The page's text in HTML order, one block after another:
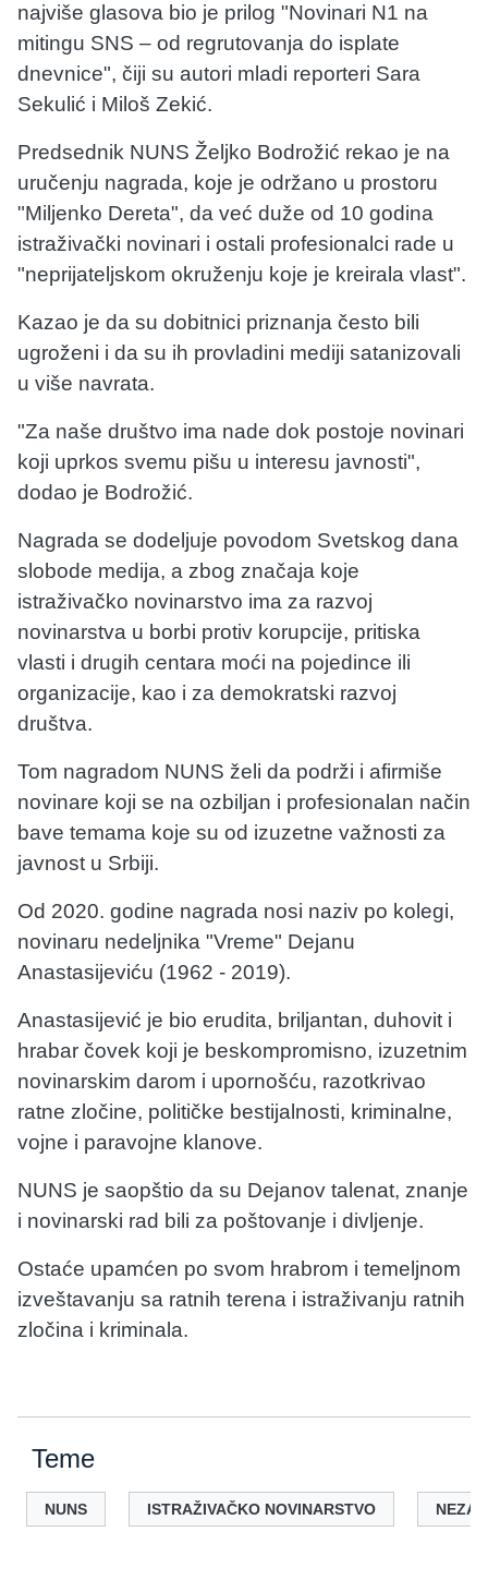
najviše glasova bio je prilog "Novinari N1 na
mitingu SNS – od regrutovanja do isplate
dnevnice", čiji su autori mladi reporteri Sara
Sekulić i Miloš Zekić.
Predsednik NUNS Željko Bodrožić rekao je na
uručenju nagrada, koje je održano u prostoru
"Miljenko Dereta", da već duže od 10 godina
istraživački novinari i ostali profesionalci rade u
"neprijateljskom okruženju koje je kreirala vlast".
Kazao je da su dobitnici priznanja često bili
ugroženi i da su ih provladini mediji satanizovali
u više navrata.
"Za naše društvo ima nade dok postoje novinari
koji uprkos svemu pišu u interesu javnosti",
dodao je Bodrožić.
Nagrada se dodeljuje povodom Svetskog dana
slobode medija, a zbog značaja koje
istraživačko novinarstvo ima za razvoj
novinarstva u borbi protiv korupcije, pritiska
vlasti i drugih centara moći na pojedince ili
organizacije, kao i za demokratski razvoj
društva.
Tom nagradom NUNS želi da podrži i afirmiše
novinare koji se na ozbiljan i profesionalan način
bave temama koje su od izuzetne važnosti za
javnost u Srbiji.
Od 2020. godine nagrada nosi naziv po kolegi,
novinaru nedeljnika "Vreme" Dejanu
Anastasijeviću (1962 - 2019).
Anastasijević je bio erudita, briljantan, duhovit i
hrabar čovek koji je beskompromisno, izuzetnim
novinarskim darom i upornošću, razotkrivao
ratne zločine, političke bestijalnosti, kriminalne,
vojne i paravojne klanove.
NUNS je saopštio da su Dejanov talenat, znanje
i novinarski rad bili za poštovanje i divljenje.
Ostaće upamćen po svom hrabrom i temeljnom
izveštavanju sa ratnih terena i istraživanju ratnih
zločina i kriminala.
Teme
NUNS ISTRAŽIVAČKO NOVINARSTVO